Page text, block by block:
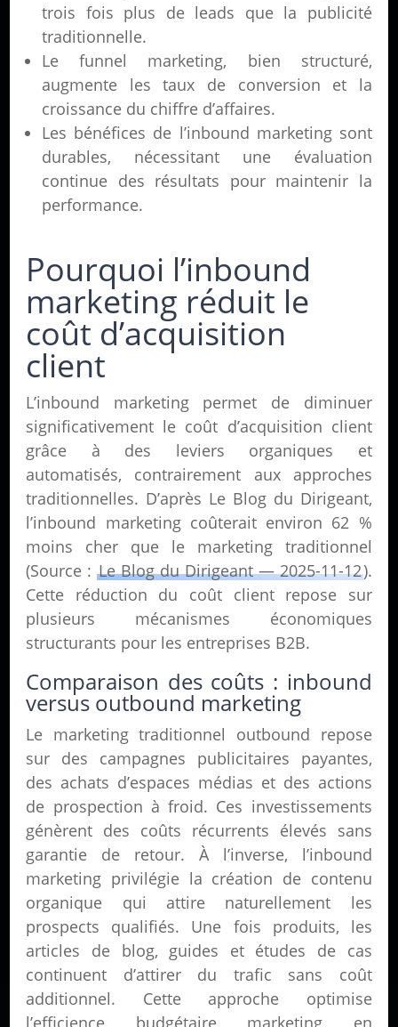
trois fois plus de leads que la publicité
traditionnelle.
Le funnel marketing, bien structuré,
augmente les taux de conversion et la
croissance du chiffre d’affaires.
Les bénéfices de l’inbound marketing sont
durables, nécessitant une évaluation
continue des résultats pour maintenir la
performance.
Pourquoi l’inbound
marketing réduit le
coût d’acquisition
client
L’inbound marketing permet de diminuer
significativement le coût d’acquisition client
grâce à des leviers organiques et
automatisés, contrairement aux approches
traditionnelles. D’après Le Blog du Dirigeant,
l’inbound marketing coûterait environ 62 %
moins cher que le marketing traditionnel
(Source :Le Blog du Dirigeant — 2025-11-12).
Cette réduction du coût client repose sur
plusieurs mécanismes économiques
structurants pour les entreprises B2B.
Comparaison des coûts : inbound
versus outbound marketing
Le marketing traditionnel outbound repose
sur des campagnes publicitaires payantes,
des achats d’espaces médias et des actions
de prospection à froid. Ces investissements
génèrent des coûts récurrents élevés sans
garantie de retour. À l’inverse, l’inbound
marketing privilégie la création de contenu
organique qui attire naturellement les
prospects qualifiés. Une fois produits, les
articles de blog, guides et études de cas
continuent d’attirer du trafic sans coût
additionnel. Cette approche optimise
l’efficience budgétaire marketing en